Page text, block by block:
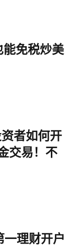
能免税炒美
资者如何开
交易！不
一理财开户